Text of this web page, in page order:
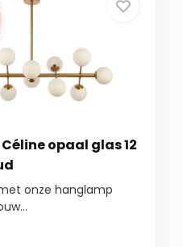
opaal glas 12
onze hanglamp